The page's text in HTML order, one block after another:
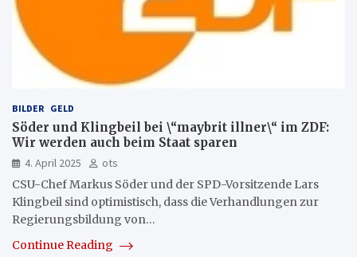
BILDER GELD
Söder und Klingbeil bei \“maybrit illner\“ im ZDF:
Wir werden auch beim Staat sparen
4. April 2025
ots
CSU-Chef Markus Söder und der SPD-Vorsitzende Lars
Klingbeil sind optimistisch, dass die Verhandlungen zur
Regierungsbildung von…
Continue Reading